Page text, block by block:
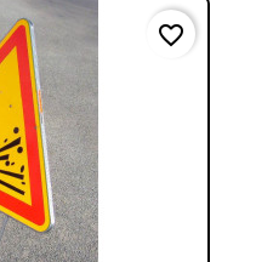
favorite_border